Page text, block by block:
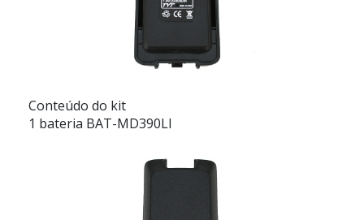
Conteúdo do kit
1 bateria BAT-MD390LI